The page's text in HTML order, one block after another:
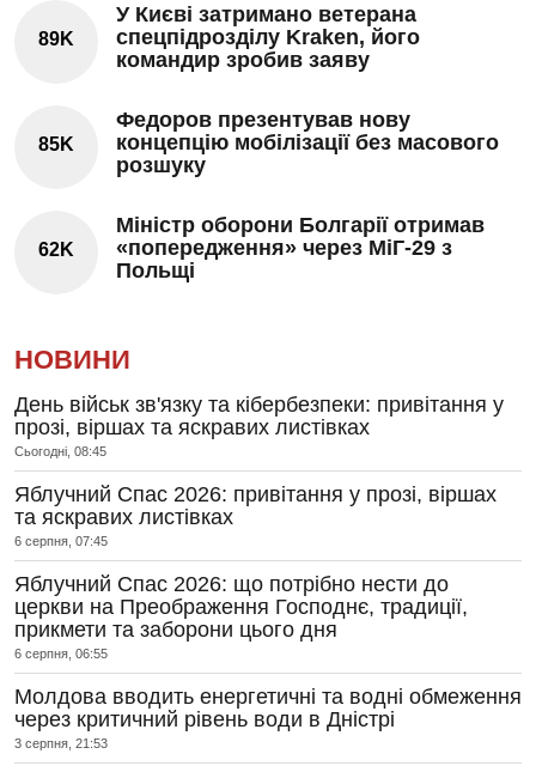
89K
У Києві затримано ветерана
спецпідрозділу Kraken, його
командир зробив заяву
85K
Федоров презентував нову
концепцію мобілізації без масового
розшуку
62K
Міністр оборони Болгарії отримав
«попередження» через МіГ-29 з
Польщі
НОВИНИ
День військ зв'язку та кібербезпеки: привітання у
прозі, віршах та яскравих листівках
Сьогодні, 08:45
Яблучний Спас 2026: привітання у прозі, віршах
та яскравих листівках
6 серпня, 07:45
Яблучний Спас 2026: що потрібно нести до
церкви на Преображення Господнє, традиції,
прикмети та заборони цього дня
6 серпня, 06:55
Молдова вводить енергетичні та водні обмеження
через критичний рівень води в Дністрі
3 серпня, 21:53